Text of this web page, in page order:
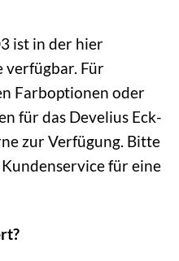
ist in der hier
verfügbar. Für
Farboptionen oder
für das Develius Eck-
zur Verfügung. Bitte
für eine